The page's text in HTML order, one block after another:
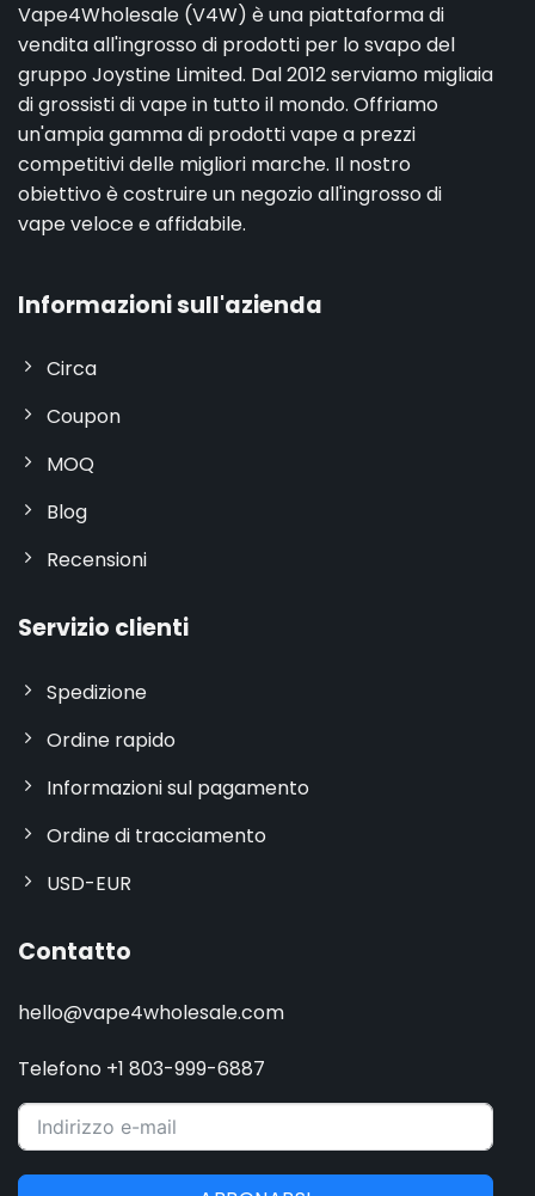
Vape4Wholesale (V4W) è una piattaforma di
vendita all'ingrosso di prodotti per lo svapo del
gruppo Joystine Limited. Dal 2012 serviamo migliaia
di grossisti di vape in tutto il mondo. Offriamo
un'ampia gamma di prodotti vape a prezzi
competitivi delle migliori marche. Il nostro
obiettivo è costruire un negozio all'ingrosso di
vape veloce e affidabile.
Informazioni sull'azienda
Circa
Coupon
MOQ
Blog
Recensioni
Servizio clienti
Spedizione
Ordine rapido
Informazioni sul pagamento
Ordine di tracciamento
USD-EUR
Contatto
hello@vape4wholesale.com
Telefono +1 803-999-6887